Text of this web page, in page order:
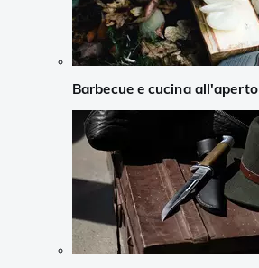
Barbecue e cucina all'aperto